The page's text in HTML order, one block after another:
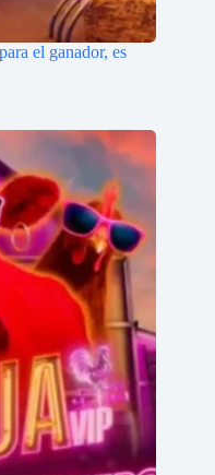
el ganador, es